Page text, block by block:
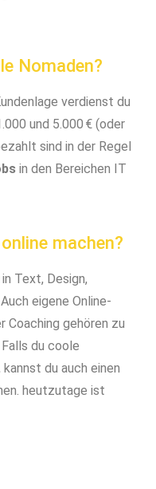
Nomaden?
verdienst du
und 5.000 € (oder
sind in der Regel
in den Bereichen IT
machen?
Text, Design,
eigene Online-
Coaching gehören zu
. Falls du coole
du auch einen
heutzutage ist